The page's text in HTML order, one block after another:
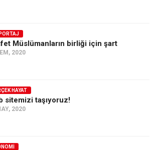
Müslümanların birliği için şart
2020
HAYAT
sitemizi taşıyoruz!
2020